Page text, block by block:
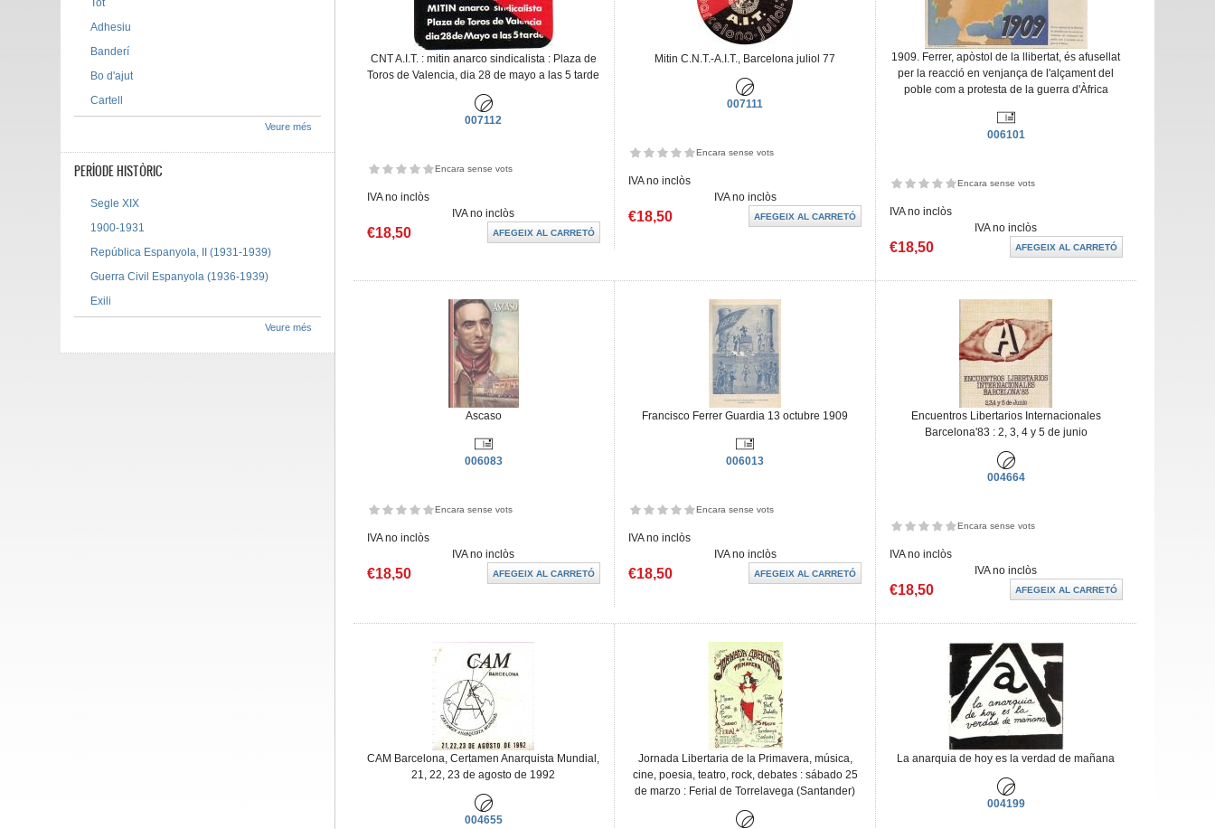
CNT A.I.T. : mitin anarco sindicalista : Plaza de
Toros de Valencia, dia 28 de mayo a las 5 tarde
007112
Encara sense vots
IVA no inclòs
IVA no inclòs
€18,50
Mitin C.N.T.-A.I.T., Barcelona juliol 77
007111
Encara sense vots
IVA no inclòs
IVA no inclòs
€18,50
1909. Ferrer, apòstol de la llibertat, és afusellat
per la reacció en venjança de l'alçament del
poble com a protesta de la guerra d'Àfrica
006101
Encara sense vots
IVA no inclòs
IVA no inclòs
€18,50
Ascaso
006083
Encara sense vots
IVA no inclòs
IVA no inclòs
€18,50
Francisco Ferrer Guardia 13 octubre 1909
006013
Encara sense vots
IVA no inclòs
IVA no inclòs
€18,50
Encuentros Libertarios Internacionales
Barcelona'83 : 2, 3, 4 y 5 de junio
004664
Encara sense vots
IVA no inclòs
IVA no inclòs
€18,50
CAM Barcelona, Certamen Anarquista Mundial,
21, 22, 23 de agosto de 1992
004655
Jornada Libertaria de la Primavera, música,
cine, poesia, teatro, rock, debates : sábado 25
de marzo : Ferial de Torrelavega (Santander)
La anarquia de hoy es la verdad de mañana
004199
Tot
Adhesiu
Banderí
Bo d'ajut
Cartell
Veure més
PERÍODE HISTÒRIC
Segle XIX
1900-1931
República Espanyola, II (1931-1939)
Guerra Civil Espanyola (1936-1939)
Exili
Veure més